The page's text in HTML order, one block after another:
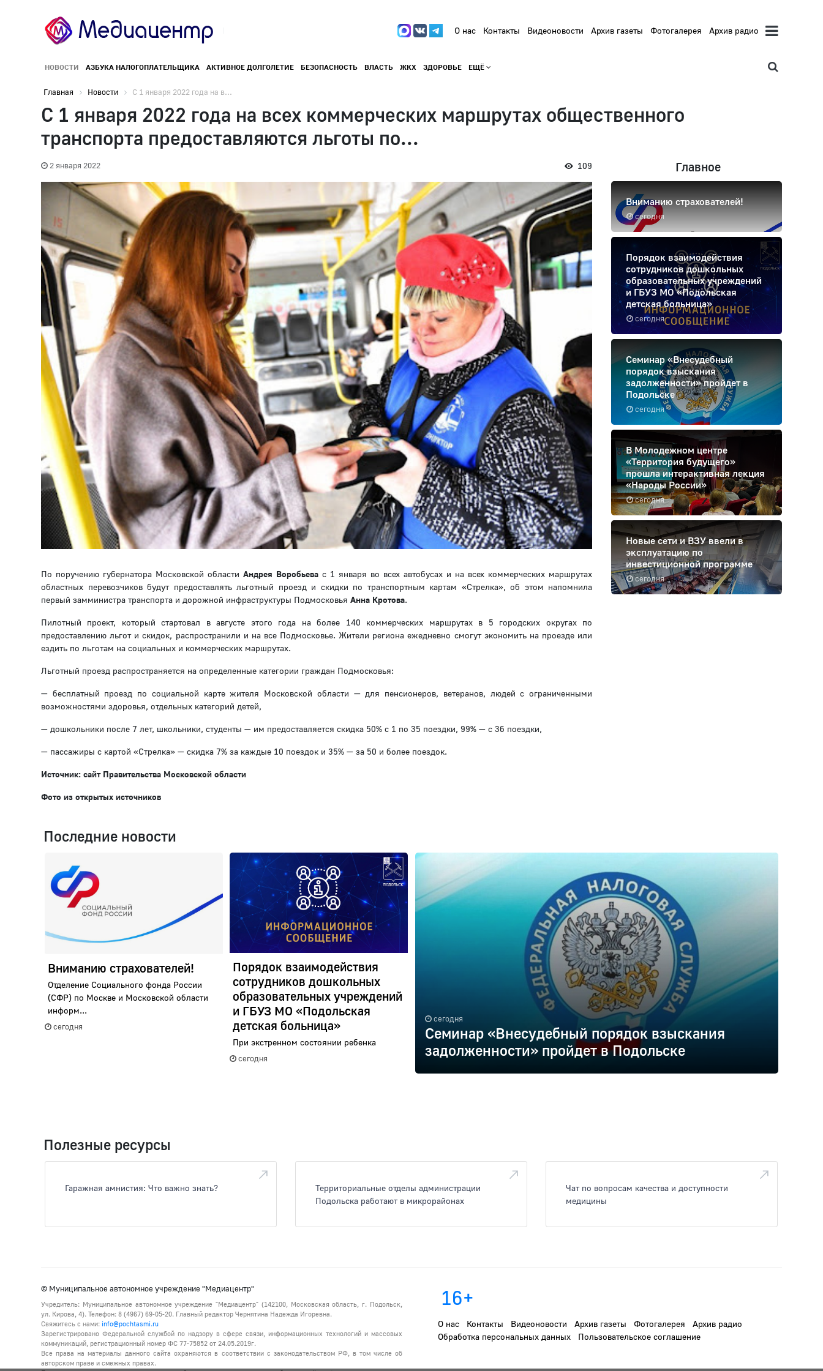
О нас Контакты Видеоновости Архив газеты Фотогалерея Архив радио
НОВОСТИ АЗБУКА НАЛОГОПЛАТЕЛЬЩИКА АКТИВНОЕ ДОЛГОЛЕТИЕ БЕЗОПАСНОСТЬ ВЛАСТЬ ЖКХ ЗДОРОВЬЕ ЕЩЁ
Главная Новости С 1 января 2022 года на в...
С 1 января 2022 года на всех коммерческих маршрутах общественного
транспорта предоставляются льготы по...
2 января 2022 109
По поручению губернатора Московской области Андрея Воробьева с 1 января во всех автобусах и на всех коммерческих маршрутах
областных перевозчиков будут предоставлять льготный проезд и скидки по транспортным картам «Стрелка», об этом напомнила
первый замминистра транспорта и дорожной инфраструктуры Подмосковья Анна Кротова.
Пилотный проект, который стартовал в августе этого года на более 140 коммерческих маршрутах в 5 городских округах по
предоставлению льгот и скидок, распространили и на все Подмосковье. Жители региона ежедневно смогут экономить на проезде или
ездить по льготам на социальных и коммерческих маршрутах.
Льготный проезд распространяется на определенные категории граждан Подмосковья:
— бесплатный проезд по социальной карте жителя Московской области — для пенсионеров, ветеранов, людей с ограниченными
возможностями здоровья, отдельных категорий детей,
— дошкольники после 7 лет, школьники, студенты — им предоставляется скидка 50% с 1 по 35 поездки, 99% — с 36 поездки,
— пассажиры с картой «Стрелка» — скидка 7% за каждые 10 поездок и 35% — за 50 и более поездок.
Источник: сайт Правительства Московской области
Фото из открытых источников
Главное
сегодня
Вниманию страхователей!
сегодня
Порядок взаимодействия
сотрудников дошкольных
образовательных учреждений
и ГБУЗ МО «Подольская
детская больница»
сегодня
Семинар «Внесудебный
порядок взыскания
задолженности» пройдет в
Подольске
сегодня
В Молодежном центре
«Территория будущего»
прошла интерактивная лекция
«Народы России»
сегодня
Новые сети и ВЗУ ввели в
эксплуатацию по
инвестиционной программе
Последние новости
Вниманию страхователей!
Отделение Социального фонда России
(СФР) по Москве и Московской области
информ...
сегодня
Порядок взаимодействия
сотрудников дошкольных
образовательных учреждений
и ГБУЗ МО «Подольская
детская больница»
При экстренном состоянии ребенка
сегодня
сегодня
Семинар «Внесудебный порядок взыскания
задолженности» пройдет в Подольске
Полезные ресурсы
Гаражная амнистия: Что важно знать?
Территориальные отделы администрации
Подольска работают в микрорайонах
Чат по вопросам качества и доступности
медицины
© Муниципальное автономное учреждение "Медиацентр"
Учредитель: Муниципальное автономное учреждение "Медиацентр" (142100, Московская область, г. Подольск,
ул. Кирова, 4). Телефон: 8 (4967) 69-05-20. Главный редактор Чернятина Надежда Игоревна.
Свяжитесь с нами: info@pochtasmi.ru
Зарегистрировано Федеральной службой по надзору в сфере связи, информационных технологий и массовых
коммуникаций, регистрационный номер ФС 77-75852 от 24.05.2019г.
Все права на материалы данного сайта охраняются в соответствии с законодательством РФ, в том числе об
авторском праве и смежных правах.
16+
О нас Контакты Видеоновости Архив газеты Фотогалерея
Архив радио
Обработка персональных данных
Пользовательское соглашение